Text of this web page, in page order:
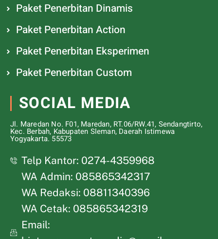
Paket Penerbitan Dinamis
Paket Penerbitan Action
Paket Penerbitan Eksperimen
Paket Penerbitan Custom
SOCIAL MEDIA
Jl. Maredan No. F01, Maredan, RT.06/RW.41, Sendangtirto,
Kec. Berbah, Kabupaten Sleman, Daerah Istimewa
Yogyakarta. 55573
Telp Kantor: 0274-4359968
WA Admin: 085865342317
WA Redaksi: 08811340396
WA Cetak: 085865342319
Email: